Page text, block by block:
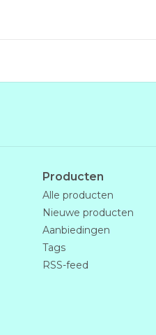
Producten
Alle producten
Nieuwe producten
Aanbiedingen
Tags
RSS-feed